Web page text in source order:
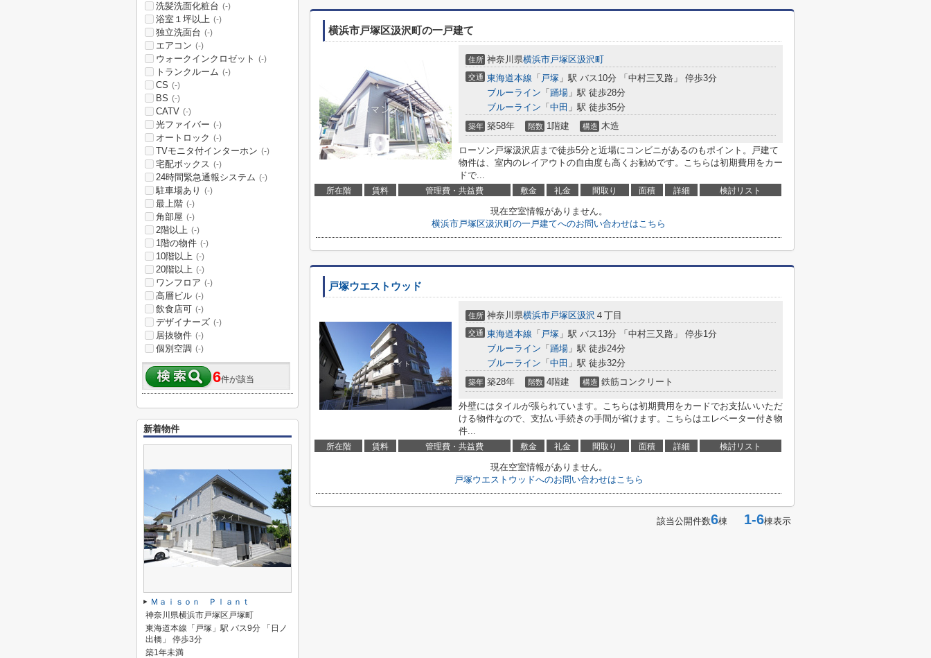
横浜市戸塚区汲沢町の一戸建て
住所 神奈川県横浜市戸塚区汲沢町
交通 東海道本線 「 戸塚 」駅 バス10分 「中村三叉路」 停歩3分
ブルーライン 「 踊場 」駅 徒歩28分
ブルーライン 「 中田 」駅 徒歩35分
築年 築58年 階数 1階建 構造 木造
ローソン戸塚汲沢店まで徒歩5分と近場にコンビニがあるのもポイント。戸建て
物件は、室内のレイアウトの自由度も高くお勧めです。こちらは初期費用をカー
ドで...
所在階 賃料 管理費・共益費 敷金 礼金 間取り 面積 詳細 検討リスト
現在空室情報がありません。
横浜市戸塚区汲沢町の一戸建てへのお問い合わせはこちら
戸塚ウエストウッド
住所 神奈川県横浜市戸塚区汲沢 ４丁目
交通 東海道本線 「 戸塚 」駅 バス13分 「中村三又路」 停歩1分
ブルーライン 「 踊場 」駅 徒歩24分
ブルーライン 「 中田 」駅 徒歩32分
築年 築28年 階数 4階建 構造 鉄筋コンクリート
外壁にはタイルが張られています。こちらは初期費用をカードでお支払いいただ
ける物件なので、支払い手続きの手間が省けます。こちらはエレベーター付き物
件...
所在階 賃料 管理費・共益費 敷金 礼金 間取り 面積 詳細 検討リスト
現在空室情報がありません。
戸塚ウエストウッドへのお問い合わせはこちら
該当公開件数6棟 1-6棟表示
洗髪洗面化粧台 (-)
浴室１坪以上 (-)
独立洗面台 (-)
エアコン (-)
ウォークインクロゼット (-)
トランクルーム (-)
CS (-)
BS (-)
CATV (-)
光ファイバー (-)
オートロック (-)
TVモニタ付インターホン (-)
宅配ボックス (-)
24時間緊急通報システム (-)
駐車場あり (-)
最上階 (-)
角部屋 (-)
2階以上 (-)
1階の物件 (-)
10階以上 (-)
20階以上 (-)
ワンフロア (-)
高層ビル (-)
飲食店可 (-)
デザイナーズ (-)
居抜物件 (-)
個別空調 (-)
6件が該当
新着物件
Ｍａｉｓｏｎ Ｐｌａｎｔ
神奈川県横浜市戸塚区戸塚町
東海道本線「戸塚」駅 バス9分 「日ノ
出橋」 停歩3分
築1年未満